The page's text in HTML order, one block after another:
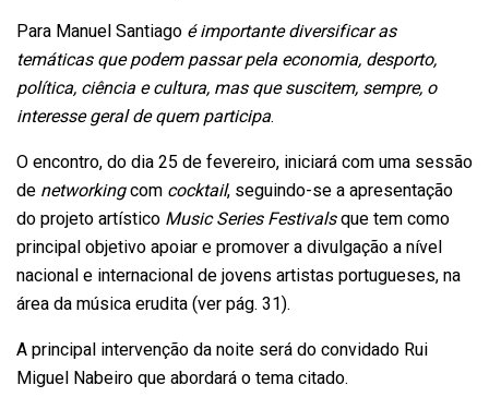
Para Manuel Santiago é importante diversificar as
temáticas que podem passar pela economia, desporto,
política, ciência e cultura, mas que suscitem, sempre, o
interesse geral de quem participa.
O encontro, do dia 25 de fevereiro, iniciará com uma sessão
de networkingcom cocktail, seguindo-se a apresentação
do projeto artístico Music Series Festivalsque tem como
principal objetivo apoiar e promover a divulgação a nível
nacional e internacional de jovens artistas portugueses, na
área da música erudita (ver pág. 31).
A principal intervenção da noite será do convidado Rui
Miguel Nabeiro que abordará o tema citado.